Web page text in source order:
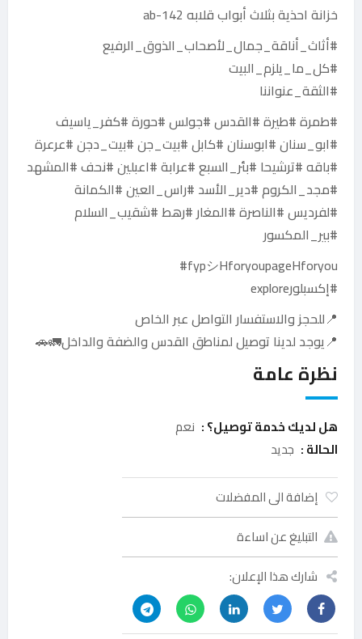
خزانة احذية بثلاث أبواب قلابه ab-142
#أثاث_أناقة_جمال_لأصحاب_الذوق_الرفيع
#كل_ما_يلزم_البيت
#الثقة_عنواننا
#طمرة #طيرة #القدس #جولس #حورة #كفر_ياسيف
#ابو_سنان #ابوسنان #كابل #بيت_جن #بيت_دجن #عرعرة
#باقه #ترشيحا #بئر_السبع #عرابة #اعبلين #نحف #المشهد
#مجد_الكروم #دير_الأسد #راس_العين #الكمانة
#لفرديس #الناصرة #المغار #رهط #شقيب_السلام
#بير_المكسور
fypシHforyoupageHforyou#
#إكسبلورexplore
📍للحجز والاستفسار التواصل عبر الخاص
📍يوجد لدينا توصيل لمناطق القدس والضفة والداخل🚛🚗
نظرة عامة
هل لديك خدمة توصيل؟ : نعم
الحالة : جديد
إضافة الى المفضلات
التبليغ عن اساءة
شارك هذا الإعلان: